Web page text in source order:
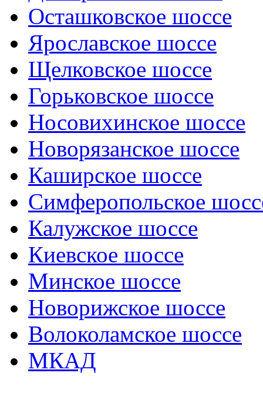
Осташковское шоссе
Ярославское шоссе
Щелковское шоссе
Горьковское шоссе
Носовихинское шоссе
Новорязанское шоссе
Каширское шоссе
Симферопольское
Калужское шоссе
Киевское шоссе
Минское шоссе
Новорижское шоссе
Волоколамское шоссе
МКАД